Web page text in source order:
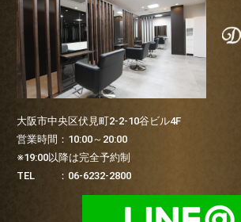
大阪市中央区伏見町2-2-10谷ビル4F
営業時間：10:00～20:00
※19:00以降は完全予約制
TEL ：06-6232-2800